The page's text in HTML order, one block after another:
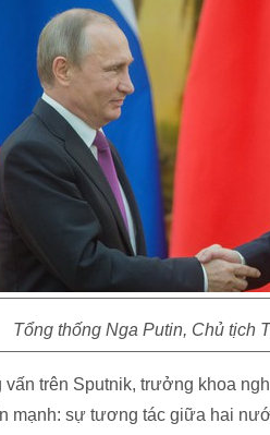
Tổng thống Nga Putin, Chủ tịch
vấn trên Sputnik, trưởng khoa
mạnh: sự tương tác giữa hai